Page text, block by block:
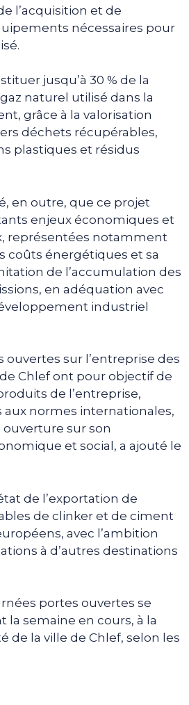
l’acquisition et de
nécessaires pour
jusqu’à 30 % de la
naturel utilisé dans la
grâce à la valorisation
déchets récupérables,
plastiques et résidus
en outre, que ce projet
enjeux économiques et
représentées notamment
coûts énergétiques et sa
de l’accumulation des
en adéquation avec
industriel
ouvertes sur l’entreprise des
Chlef ont pour objectif de
de l’entreprise,
normes internationales,
sur son
et social, a ajouté le
de l’exportation de
de clinker et de ciment
avec l’ambition
à d’autres destinations
portes ouvertes se
la semaine en cours, à la
de la ville de Chlef, selon les